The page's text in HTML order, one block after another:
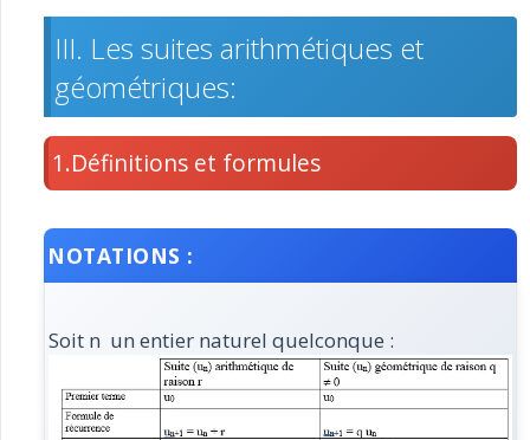
III. Les suites arithmétiques et
géométriques:
1.Définitions et formules
NOTATIONS :
Soit n un entier naturel quelconque :